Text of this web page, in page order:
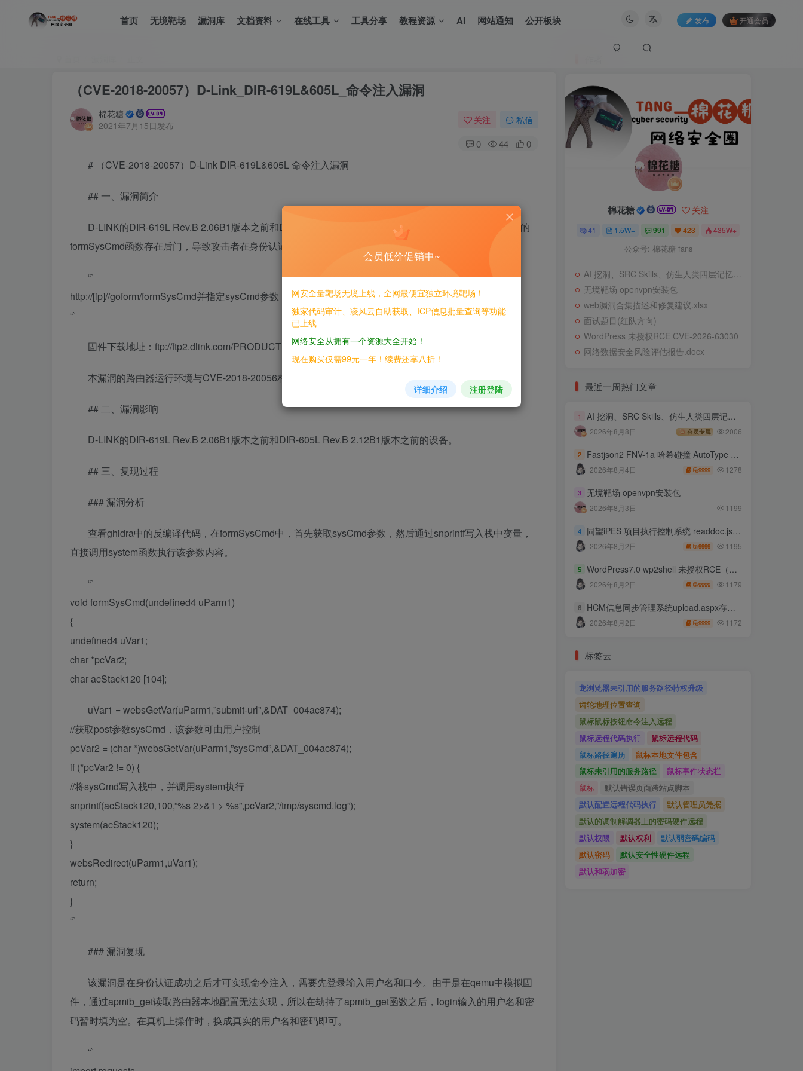
首页 无境靶场 漏洞库 文档资料 在线工具 工具分享 教程资源 AI 网站通知 公开板块 发布 开通会员
（CVE-2018-20057）D-Link_DIR-619L&605L_命令注入漏洞
棉花糖
2021年7月15日发布
关注 私信
0 44 0
# （CVE-2018-20057）D-Link DIR-619L&605L 命令注入漏洞
## 一、漏洞简介
D-LINK的DIR-619L Rev.B 2.06B1版本之前和DIR-605L Rev.B 2.12B1版本之前的设备，在/bin/boa文件的
formSysCmd函数存在后门，导致攻击者在身份认证后可以通过访问
“`
http://[ip]//goform/formSysCmd并指定sysCmd参数，从而实现远程命令注入。
“`
固件下载地址：ftp://ftp2.dlink.com/PRODUCTS/DIR-619L/REVB/
本漏洞的路由器运行环境与CVE-2018-20056相同。
## 二、漏洞影响
D-LINK的DIR-619L Rev.B 2.06B1版本之前和DIR-605L Rev.B 2.12B1版本之前的设备。
## 三、复现过程
### 漏洞分析
查看ghidra中的反编译代码，在formSysCmd中，首先获取sysCmd参数，然后通过snprintf写入栈中变量，
直接调用system函数执行该参数内容。
“`
void formSysCmd(undefined4 uParm1)
{
undefined4 uVar1;
char *pcVar2;
char acStack120 [104];
uVar1 = websGetVar(uParm1,”submit-url”,&DAT_004ac874);
//获取post参数sysCmd，该参数可由用户控制
pcVar2 = (char *)websGetVar(uParm1,”sysCmd”,&DAT_004ac874);
if (*pcVar2 != 0) {
//将sysCmd写入栈中，并调用system执行
snprintf(acStack120,100,”%s 2>&1 > %s”,pcVar2,”/tmp/syscmd.log”);
system(acStack120);
}
websRedirect(uParm1,uVar1);
return;
}
“`
### 漏洞复现
该漏洞是在身份认证成功之后才可实现命令注入，需要先登录输入用户名和口令。由于是在qemu中模拟固
件，通过apmib_get读取路由器本地配置无法实现，所以在劫持了apmib_get函数之后，login输入的用户名和密
码暂时填为空。在真机上操作时，换成真实的用户名和密码即可。
“`
棉花糖 关注
41 1.5W+ 991 423 435W+
公众号: 棉花糖 fans
AI 挖洞、SRC Skills、仿生人类四层记忆系统
无境靶场 openvpn安装包
web漏洞合集描述和修复建议.xlsx
面试题目(红队方向)
WordPress 未授权RCE CVE-2026-63030
网络数据安全风险评估报告.docx
最近一周热门文章
1 AI 挖洞、SRC Skills、仿生人类四层记忆系统
2026年8月8日 会员专属 2006
2 Fastjson2 FNV-1a 哈希碰撞 AutoType 绕过远程代码执行
2026年8月4日 9999 1278
3 无境靶场 openvpn安装包
2026年8月3日 1199
4 同望iPES 项目执行控制系统 readdoc.jsp存在任意文件读取
2026年8月2日 9999 1195
5 WordPress7.0 wp2shell 未授权RCE（CVE-2026-63030 CVE-2026-60137）
2026年8月2日 9999 1179
6 HCM信息同步管理系统upload.aspx存在任意文件上传
2026年8月2日 9999 1172
标签云
龙浏览器未引用的服务路径特权升级
齿轮地理位置查询
鼠标鼠标按钮命令注入远程
鼠标远程代码执行
鼠标远程代码
鼠标路径遍历
鼠标本地文件包含
鼠标未引用的服务路径
鼠标事件状态栏
鼠标
默认错误页面跨站点脚本
默认配置远程代码执行
默认管理员凭据
默认的调制解调器上的密码硬件远程
默认权限
默认权利
默认弱密码编码
默认密码
默认安全性硬件远程
默认和弱加密
会员低价促销中~
网安全量靶场无境上线，全网最便宜独立环境靶场！
独家代码审计、凌风云自助获取、ICP信息批量查询等功能
已上线
网络安全从拥有一个资源大全开始！
现在购买仅需99元一年！续费还享八折！
详细介绍 注册登陆